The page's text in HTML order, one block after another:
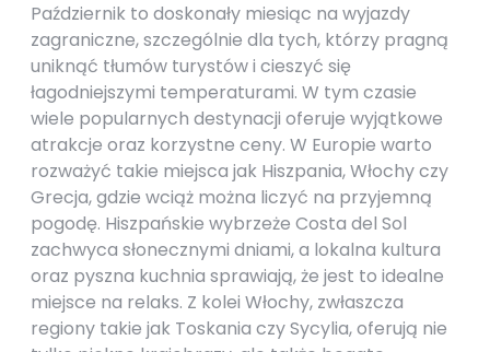
Październik to doskonały miesiąc na wyjazdy
zagraniczne, szczególnie dla tych, którzy pragną
uniknąć tłumów turystów i cieszyć się
łagodniejszymi temperaturami. W tym czasie
wiele popularnych destynacji oferuje wyjątkowe
atrakcje oraz korzystne ceny. W Europie warto
rozważyć takie miejsca jak Hiszpania, Włochy czy
Grecja, gdzie wciąż można liczyć na przyjemną
pogodę. Hiszpańskie wybrzeże Costa del Sol
zachwyca słonecznymi dniami, a lokalna kultura
oraz pyszna kuchnia sprawiają, że jest to idealne
miejsce na relaks. Z kolei Włochy, zwłaszcza
regiony takie jak Toskania czy Sycylia, oferują nie